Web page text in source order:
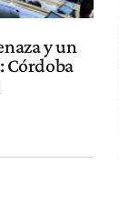
y un
Córdoba